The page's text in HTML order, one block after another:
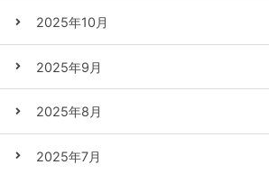
2025年10月
2025年9月
2025年8月
2025年7月